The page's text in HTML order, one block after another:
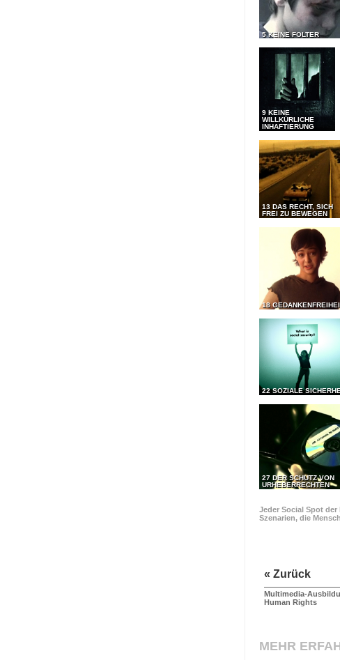
5 KEINE FOLTER
9 KEINE
WILLKÜRLICHE
INHAFTIERUNG
13 DAS RECHT, SICH
FREI ZU BEWEGEN
18
22 SOZIALE
27 DER SCHUTZ VON
URHEBERRECHTEN
Jeder Social Spot
Szenarien, die
« Zurück
Multimedia-
Human Rights
MEHR